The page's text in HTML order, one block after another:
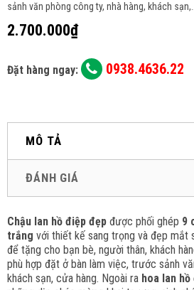
sảnh văn phòng công ty, nhà hàng, khách
2.700.000₫
Đặt hàng ngay: 0938.4636.22
MÔ TẢ
ĐÁNH GIÁ
Chậu lan hồ điệp đẹp được phối ghép 9
trắng với thiết kế sang trọng và đẹp mắt
để tặng cho bạn bè, người thân, khách
phù hợp đặt ở bàn làm việc, trước sảnh
khách sạn, cửa hàng. Ngoài ra hoa lan